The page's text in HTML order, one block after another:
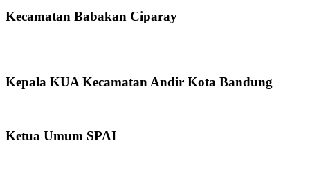
Kecamatan Babakan Ciparay
Kepala KUA Kecamatan Andir Kota Bandung
Ketua Umum SPAI